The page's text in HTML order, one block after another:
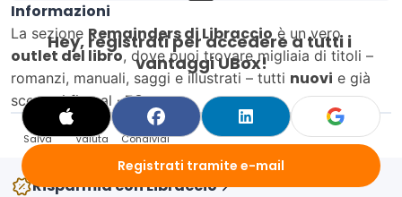
Informazioni
La sezione Remainders di Libraccio è un vero
outlet del libro, dove puoi trovare migliaia di titoli –
romanzi, manuali, saggi e illustrati – tutti nuovi e già
scontati fino al-50%.
Salva Valuta Condividi
Risparmia con Libraccio
Hey, registrati per accedere a tutti i
vantaggi UBox!
Registrati tramite e-mail